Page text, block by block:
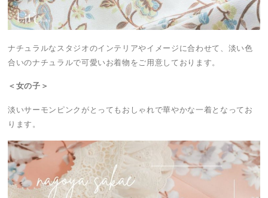
ナチュラルなスタジオのインテリアやイメージに合わせて、淡い色
合いのナチュラルで可愛いお着物をご用意しております。
＜女の子＞
淡いサーモンピンクがとってもおしゃれで華やかな一着となってお
ります。